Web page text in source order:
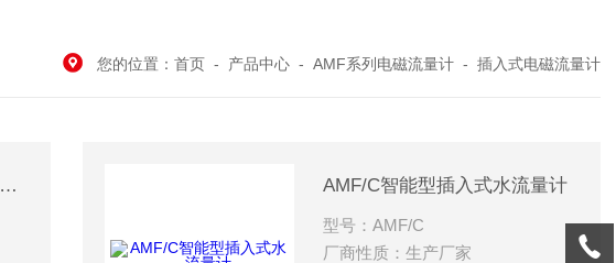
您的位置： 首页 - 产品中心 - AMF系列电磁流量计 - 插入式电磁流量计
AMF/C智能型分体插入式水流量计 AMF/C智能型插入式水流量计
型号：AMF/C
厂商性质：生产厂家